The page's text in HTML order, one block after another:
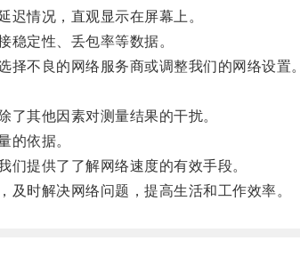
情况，直观显示在屏幕上。
定性、丢包率等数据。
不良的网络服务商或调整我们的网络设置。
其他因素对测量结果的干扰。
依据。
提供了了解网络速度的有效手段。
时解决网络问题，提高生活和工作效率。